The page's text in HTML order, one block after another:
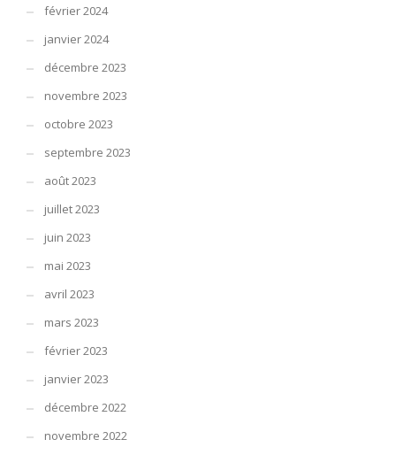
février 2024
janvier 2024
décembre 2023
novembre 2023
octobre 2023
septembre 2023
août 2023
juillet 2023
juin 2023
mai 2023
avril 2023
mars 2023
février 2023
janvier 2023
décembre 2022
novembre 2022